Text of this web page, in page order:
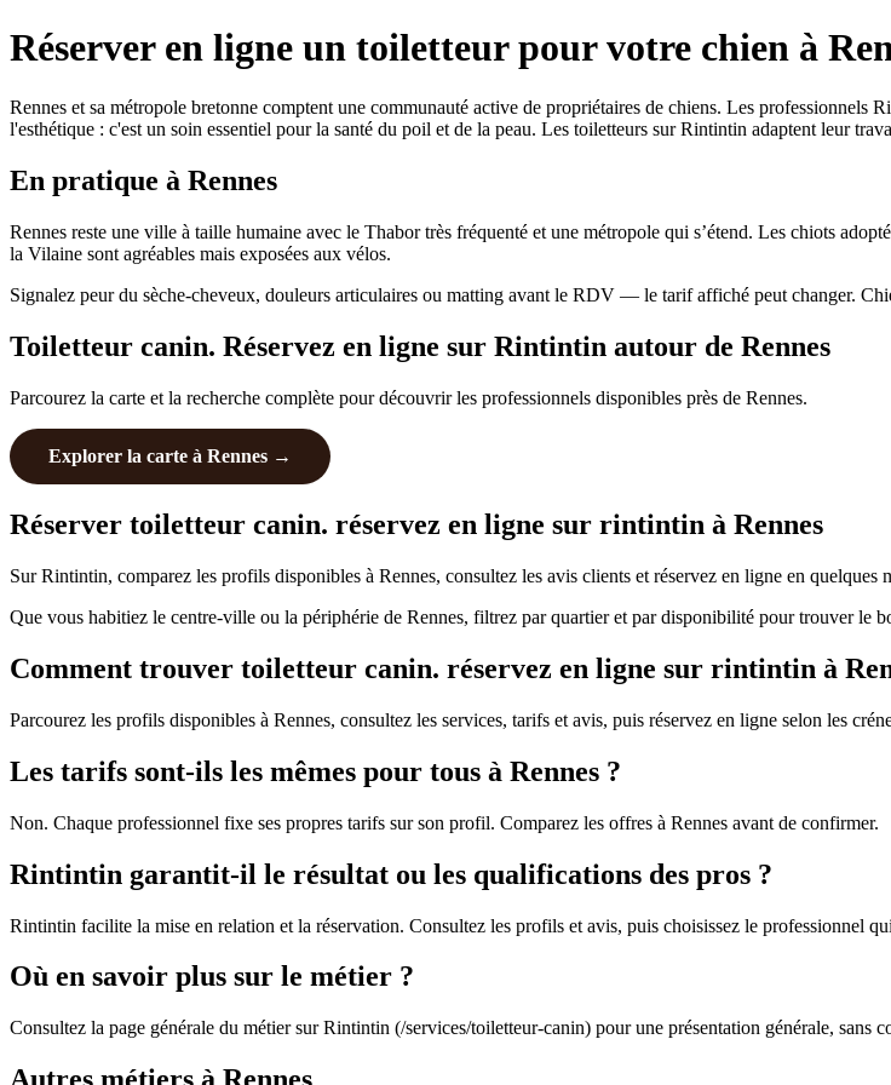
Réserver en ligne un toiletteur pour votre chien à
Rennes et sa métropole bretonne comptent une communauté active de propriétaires de chiens. Les
l'esthétique : c'est un soin essentiel pour la santé du poil et de la peau. Les toiletteurs sur Rintintin adaptent leur
En pratique à Rennes
Rennes reste une ville à taille humaine avec le Thabor très fréquenté et une métropole qui s’étend. Les chiots
la Vilaine sont agréables mais exposées aux vélos.
Signalez peur du sèche-cheveux, douleurs articulaires ou matting avant le RDV — le tarif affiché peut changer.
Toiletteur canin. Réservez en ligne sur Rintintin autour de Rennes
Parcourez la carte et la recherche complète pour découvrir les professionnels disponibles près de Rennes.
Explorer la carte à Rennes →
Réserver toiletteur canin. réservez en ligne sur rintintin à Rennes
Sur Rintintin, comparez les profils disponibles à Rennes, consultez les avis clients et réservez en ligne en
Que vous habitiez le centre-ville ou la périphérie de Rennes, filtrez par quartier et par disponibilité pour trouver le
Comment trouver toiletteur canin. réservez en ligne sur rintintin à
Parcourez les profils disponibles à Rennes, consultez les services, tarifs et avis, puis réservez en ligne selon les
Les tarifs sont-ils les mêmes pour tous à Rennes ?
Non. Chaque professionnel fixe ses propres tarifs sur son profil. Comparez les offres à Rennes avant de confirmer.
Rintintin garantit-il le résultat ou les qualifications des pros ?
Rintintin facilite la mise en relation et la réservation. Consultez les profils et avis, puis choisissez le professionnel
Où en savoir plus sur le métier ?
Consultez la page générale du métier sur Rintintin (/services/toiletteur-canin) pour une présentation générale, sans